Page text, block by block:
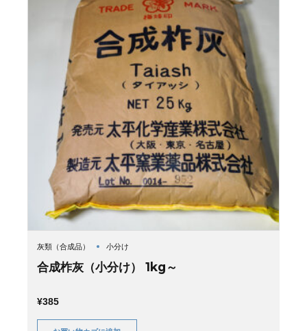
灰類（合成品） 小分け
合成柞灰（小分け） 1kg～
¥385